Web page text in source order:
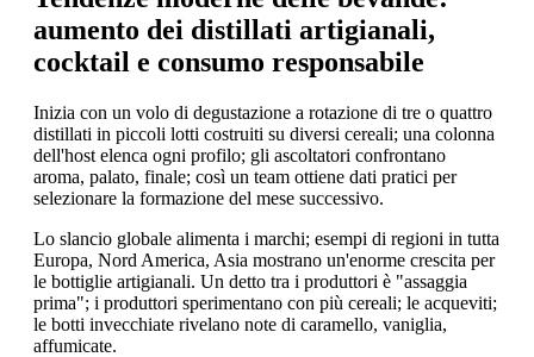
aumento dei distillati artigianali,
cocktail e consumo responsabile
Inizia con un volo di degustazione a rotazione di tre o quattro
distillati in piccoli lotti costruiti su diversi cereali; una colonna
dell'host elenca ogni profilo; gli ascoltatori confrontano
aroma, palato, finale; così un team ottiene dati pratici per
selezionare la formazione del mese successivo.
Lo slancio globale alimenta i marchi; esempi di regioni in tutta
Europa, Nord America, Asia mostrano un'enorme crescita per
le bottiglie artigianali. Un detto tra i produttori è "assaggia
prima"; i produttori sperimentano con più cereali; le acqueviti;
le botti invecchiate rivelano note di caramello, vaniglia,
affumicate.